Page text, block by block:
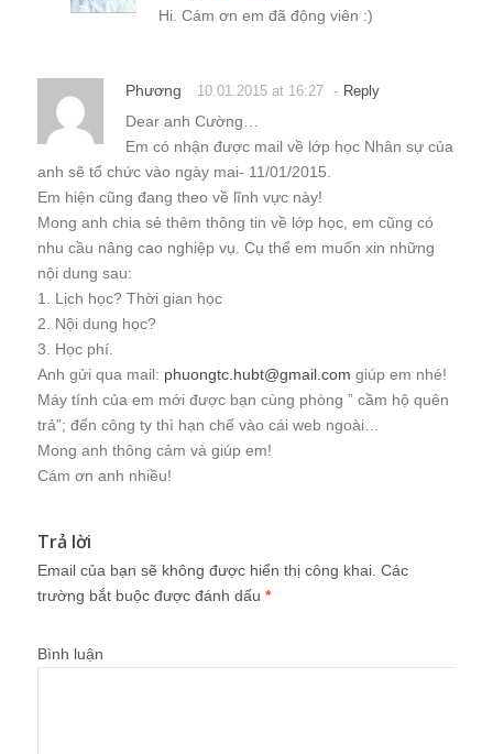
Hi. Cám ơn em đã động viên :)
Phương 10.01.2015 at 16:27 - Reply
Dear anh Cường…
Em có nhận được mail về lớp học Nhân sự của
anh sẽ tổ chức vào ngày mai- 11/01/2015.
Em hiện cũng đang theo về lĩnh vực này!
Mong anh chia sẻ thêm thông tin về lớp học, em cũng có
nhu cầu nâng cao nghiệp vụ. Cụ thể em muốn xin những
nội dung sau:
1. Lịch học? Thời gian học
2. Nội dung học?
3. Học phí.
Anh gửi qua mail: phuongtc.hubt@gmail.com giúp em nhé!
Máy tính của em mới được bạn cùng phòng ” cầm hộ quên
trả”; đến công ty thì hạn chế vào cái web ngoài…
Mong anh thông cảm và giúp em!
Cám ơn anh nhiều!
Trả lời
Email của bạn sẽ không được hiển thị công khai. Các
trường bắt buộc được đánh dấu *
Bình luận